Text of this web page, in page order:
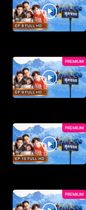
PREMIUM
PREMIUM
PREMIUM